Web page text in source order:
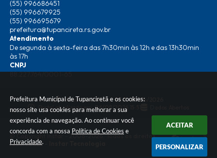
Prefeitura Municipal de Tupanciretã e os cookies:
nosso site usa cookies para melhorar a sua
experiência de navegação. Ao continuar você
concorda com a nossa Política de Cookies e
Privacidade.
ACEITAR
PERSONALIZAR
(55) 996686451
(55) 996679925
(55) 996695679
prefeitura@tupancireta.rs.gov.br
Atendimento
De segunda à sexta-feira das 7h30min às 12h e das 13h30min
às 17h
CNPJ
88.227.764/0001-65
Versão do Sistema: 3.5.3 - 19/06/2026
Portal atualizado em:06/08/2026 15:51
© Copyright Instar - 2006-2026. Todos os direitos
reservados -